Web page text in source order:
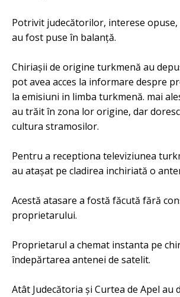
Potrivit judecătorilor, interese
au fost puse în balanță.
Chiriașii de origine turkmenă au
pot avea acces la informare despre
la emisiuni in limba turkmenă. mai
au trăit în zona lor origine, dar
cultura stramosilor.
Pentru a receptiona televiziunea
au atașat pe cladirea inchiriată o
Acestă atasare a fostă făcută fără
proprietarului.
Proprietarul a chemat instanta pe
îndepărtarea antenei de satelit.
Atât Judecătoria și Curtea de Apel au